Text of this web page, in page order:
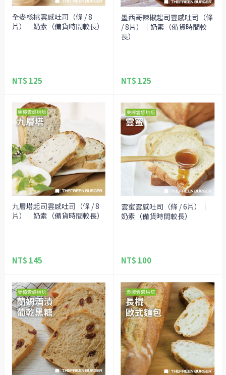
全麥核桃雲感吐司（條 / 8
片）｜奶素（備貨時間較長）
NT$ 125
墨西哥辣椒起司雲感吐司（條
/ 8片）｜奶素（備貨時間較
長）
NT$ 125
九層塔起司雲感吐司（條 / 8
片）｜奶素（備貨時間較長）
NT$ 145
雲蜜雲感吐司（條 / 6片）｜
奶素（備貨時間較長）
NT$ 100